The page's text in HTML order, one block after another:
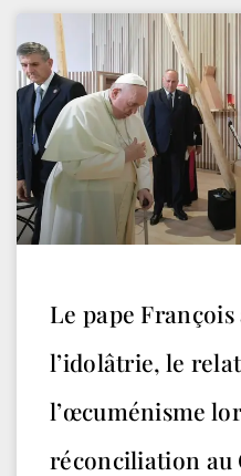
Le pape
l’idolâtrie, le
l’œcuménisme
réconciliation au